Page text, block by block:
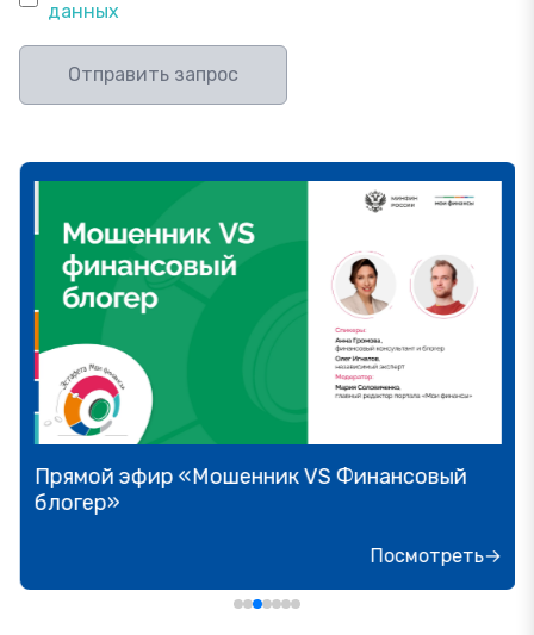
данных
Отправить запрос
Прямой эфир «Мошенник VS Финансовый
блогер»
Посмотреть→